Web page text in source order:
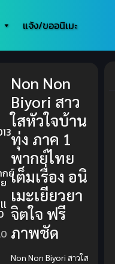
แจ้ง/ขออนิเมะ
กย์
Non Non
Biyori สาว
ใสหัวใจบ้าน
ทุ่ง ภาค 1
พากย์ไทย
เต็มเรื่อง อนิ
เมะเยียวยา
จิตใจ ฟรี
ภาพชัด
Non Non Biyori สาวใส